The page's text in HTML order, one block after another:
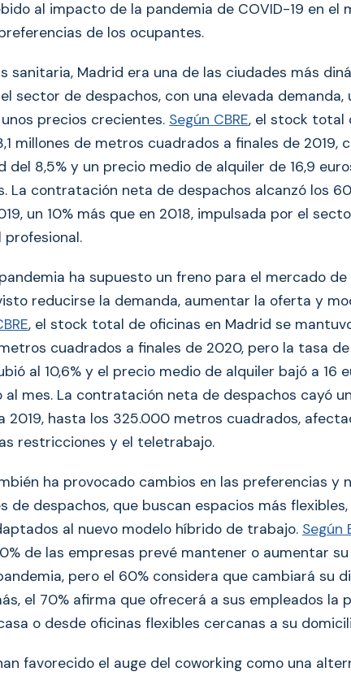
al impacto de la pandemia de COVID-19 en el
de los ocupantes.
sanitaria, Madrid era una de las ciudades más
sector de despachos, con una elevada demanda,
precios crecientes. Según CBRE, el stock total
millones de metros cuadrados a finales de 2019,
del 8,5% y un precio medio de alquiler de 16,9
La contratación neta de despachos alcanzó los
un 10% más que en 2018, impulsada por el
profesional.
ha supuesto un freno para el mercado
reducirse la demanda, aumentar la oferta y
, el stock total de oficinas en Madrid se
metros cuadrados a finales de 2020, pero la tasa de
al 10,6% y el precio medio de alquiler bajó a 16
mes. La contratación neta de despachos cayó
2019, hasta los 325.000 metros cuadrados,
restricciones y el teletrabajo.
ha provocado cambios en las preferencias y
de despachos, que buscan espacios más flexibles,
al nuevo modelo híbrido de trabajo. Según
de las empresas prevé mantener o aumentar
pero el 60% considera que cambiará su
el 70% afirma que ofrecerá a sus empleados la
o desde oficinas flexibles cercanas a su
favorecido el auge del coworking como una